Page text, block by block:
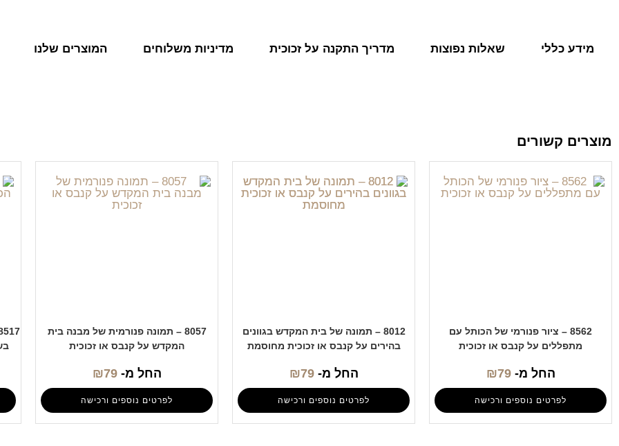
מידע כללי שאלות נפוצות מדריך התקנה על זכוכית מדיניות משלוחים המוצרים שלנו
מוצרים קשורים
8562 – ציור פנורמי של הכותל עם
מתפללים על קנבס או זכוכית
החל מ- ₪79
לפרטים נוספים ורכישה
8012 – תמונה של בית המקדש בגוונים
בהירים על קנבס או זכוכית מחוסמת
החל מ- ₪79
לפרטים נוספים ורכישה
8057 – תמונה פנורמית של מבנה בית
המקדש על קנבס או זכוכית
החל מ- ₪79
לפרטים נוספים ורכישה